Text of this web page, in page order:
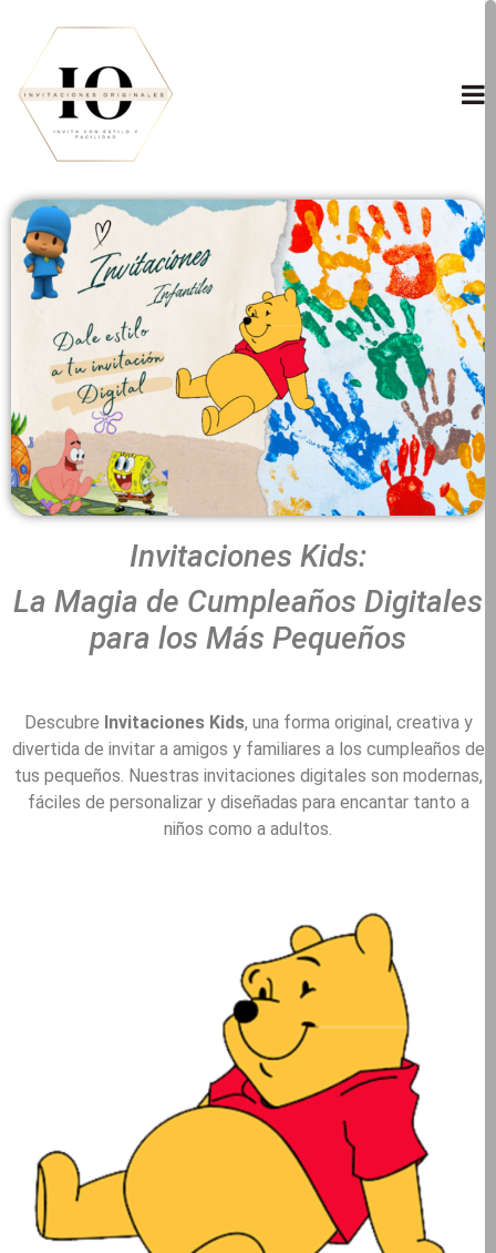
Invitaciones Kids:
La Magia de Cumpleaños Digitales
para los Más Pequeños
Descubre Invitaciones Kids, una forma original, creativa y
divertida de invitar a amigos y familiares a los cumpleaños de
tus pequeños. Nuestras invitaciones digitales son modernas,
fáciles de personalizar y diseñadas para encantar tanto a
niños como a adultos.